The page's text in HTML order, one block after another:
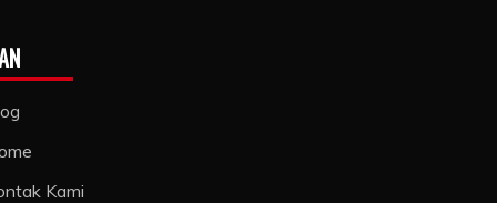
Kami